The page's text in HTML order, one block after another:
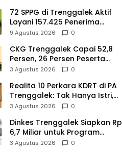
72 SPPG di Trenggalek Aktif
Layani 157.425 Penerima
Manfaat MBG
9 Agustus 2026 0
CKG Trenggalek Capai 52,8
Persen, 26 Persen Peserta
Berpotensi Alami Masalah
3 Agustus 2026 0
Realita 10 Perkara KDRT di PA
Trenggalek: Tak Hanya Istri,
Suami Juga Jadi Korban
3 Agustus 2026 0
Dinkes Trenggalek Siapkan Rp
6,7 Miliar untuk Program
Kesehatan Masyarakat di 2027
3 Agustus 2026 0